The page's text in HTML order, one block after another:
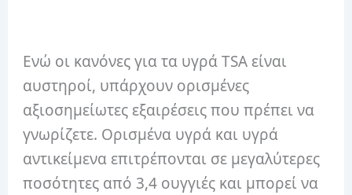
Ενώ οι κανόνες για τα υγρά TSA είναι
αυστηροί, υπάρχουν ορισμένες
αξιοσημείωτες εξαιρέσεις που πρέπει να
γνωρίζετε. Ορισμένα υγρά και υγρά
αντικείμενα επιτρέπονται σε μεγαλύτερες
ποσότητες από 3,4 ουγγιές και μπορεί να